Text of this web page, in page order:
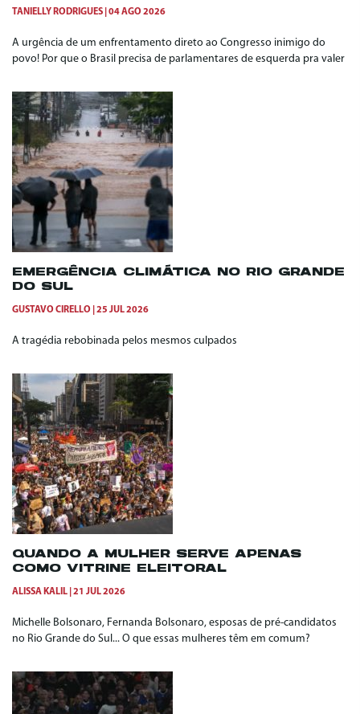
TANIELLY RODRIGUES 04 AGO 2026
A urgência de um enfrentamento direto ao Congresso inimigo do
povo! Por que o Brasil precisa de parlamentares de esquerda pra valer
EMERGÊNCIA CLIMÁTICA NO RIO GRANDE
DO SUL
GUSTAVO CIRELLO 25 JUL 2026
A tragédia rebobinada pelos mesmos culpados
QUANDO A MULHER SERVE APENAS
COMO VITRINE ELEITORAL
ALISSA KALIL 21 JUL 2026
Michelle Bolsonaro, Fernanda Bolsonaro, esposas de pré-candidatos
no Rio Grande do Sul... O que essas mulheres têm em comum?